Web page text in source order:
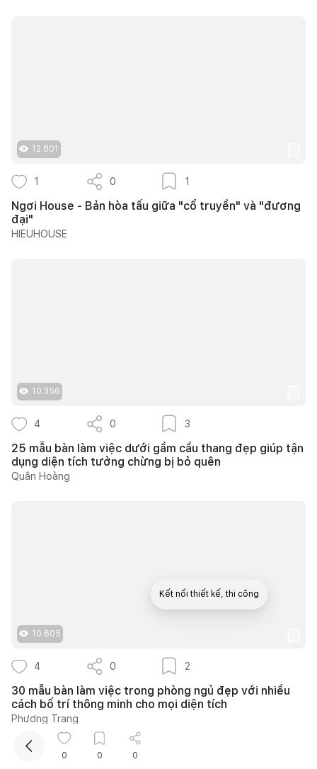
12.801
1 0 1
Ngơi House - Bản hòa tấu giữa "cổ truyền" và "đương
đại"
HIEUHOUSE
10.356
4 0 3
25 mẫu bàn làm việc dưới gầm cầu thang đẹp giúp tận
dụng diện tích tưởng chừng bị bỏ quên
Quân Hoàng
10.605
4 0 2
30 mẫu bàn làm việc trong phòng ngủ đẹp với nhiều
cách bố trí thông minh cho mọi diện tích
Phương Trang
0 0 0
Kết nối thiết kế, thi công